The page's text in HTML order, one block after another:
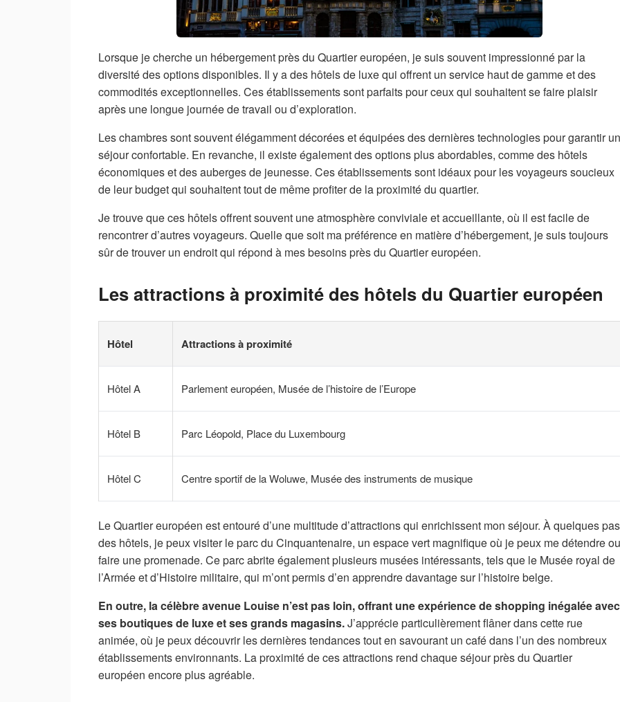
Lorsque je cherche un hébergement près du Quartier européen, je suis souvent impressionné par la
diversité des options disponibles. Il y a des hôtels de luxe qui offrent un service haut de gamme et des
commodités exceptionnelles. Ces établissements sont parfaits pour ceux qui souhaitent se faire plaisir
après une longue journée de travail ou d’exploration.
Les chambres sont souvent élégamment décorées et équipées des dernières technologies pour garantir un
séjour confortable. En revanche, il existe également des options plus abordables, comme des hôtels
économiques et des auberges de jeunesse. Ces établissements sont idéaux pour les voyageurs soucieux
de leur budget qui souhaitent tout de même profiter de la proximité du quartier.
Je trouve que ces hôtels offrent souvent une atmosphère conviviale et accueillante, où il est facile de
rencontrer d’autres voyageurs. Quelle que soit ma préférence en matière d’hébergement, je suis toujours
sûr de trouver un endroit qui répond à mes besoins près du Quartier européen.
Les attractions à proximité des hôtels du Quartier européen
Hôtel Attractions à proximité
Hôtel A Parlement européen, Musée de l’histoire de l’Europe
Hôtel B Parc Léopold, Place du Luxembourg
Hôtel C Centre sportif de la Woluwe, Musée des instruments de musique
Le Quartier européen est entouré d’une multitude d’attractions qui enrichissent mon séjour. À quelques pas
des hôtels, je peux visiter le parc du Cinquantenaire, un espace vert magnifique où je peux me détendre ou
faire une promenade. Ce parc abrite également plusieurs musées intéressants, tels que le Musée royal de
l’Armée et d’Histoire militaire, qui m’ont permis d’en apprendre davantage sur l’histoire belge.
En outre, la célèbre avenue Louise n’est pas loin, offrant une expérience de shopping inégalée avec
ses boutiques de luxe et ses grands magasins.J’apprécie particulièrement flâner dans cette rue
animée, où je peux découvrir les dernières tendances tout en savourant un café dans l’un des nombreux
établissements environnants. La proximité de ces attractions rend chaque séjour près du Quartier
européen encore plus agréable.